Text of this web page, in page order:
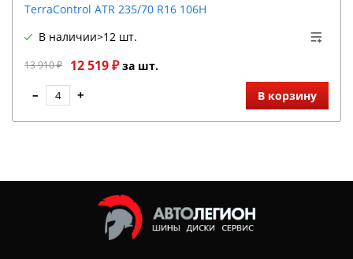
TerraControl ATR 235/70 R16 106H
13 910 ₽ 12 519 ₽за шт.
В наличии>12 шт.
– + В корзину